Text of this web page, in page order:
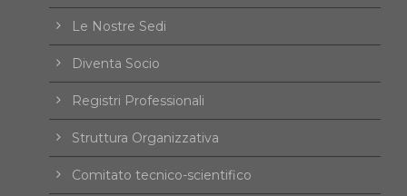
Le Nostre Sedi
Diventa Socio
Registri Professionali
Struttura Organizzativa
Comitato tecnico-scientifico